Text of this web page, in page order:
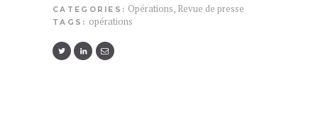
CATEGORIES: Opérations, Revue de presse
TAGS: opérations